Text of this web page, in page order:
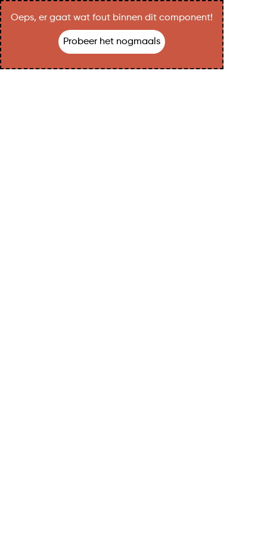
Oeps, er gaat wat fout binnen dit component!
Probeer het nogmaals